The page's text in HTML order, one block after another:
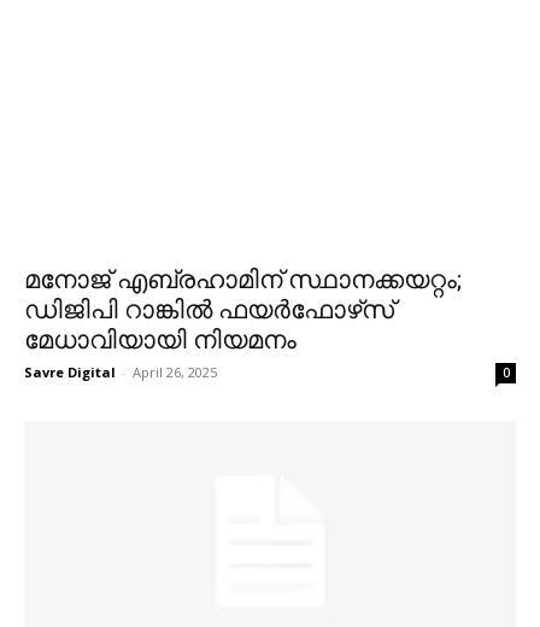
മനോജ് എബ്രഹാമിന് സ്ഥാനക്കയറ്റം;
ഡിജിപി റാങ്കില്‍ ഫയര്‍ഫോഴ്‌സ്
മേധാവിയായി നിയമനം
Savre Digital - April 26, 2025 0